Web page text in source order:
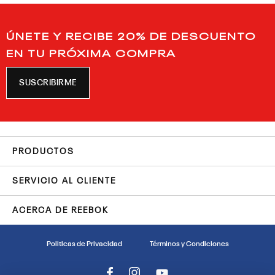
ÚNETE Y RECIBE 20% DE DESCUENTO
EN TU PRÓXIMA COMPRA
SUSCRIBIRME
PRODUCTOS
SERVICIO AL CLIENTE
ACERCA DE REEBOK
Politicas de Privacidad Términos y Condiciones